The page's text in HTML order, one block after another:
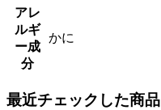
アレ
ルギ
ー成
分
かに
最近チェックした商品